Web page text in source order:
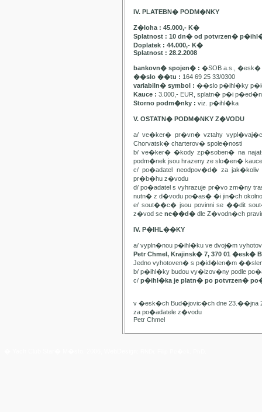
IV. PLATEBN� PODM�NKY
Z�loha : 45.000,- K�
Splatnost : 10 dn� od potvrzen�
Doplatek : 44.000,- K�
Splatnost : 28.2.2008
bankovn� spojen� : �SOB a.s., �esk�
��slo ��tu : 164 69 25 33/0300
variabiln� symbol : ��slo p�ihl�ky
Kauce : 3.000,- EUR, splatn� p�i
Storno podm�nky : viz. p�ihl�ka
V. OSTATN� PODM�NKY Z�VODU
a/ ve�ker� pr�vn� vztahy
Chorvatsk� charterov� spole�nosti
b/ ve�ker� �kody zp�soben� na
podm�nek jsou hrazeny ze slo�en� kauce
c/ po�adatel neodpov�d� za
pr�b�hu z�vodu
d/ po�adatel s vyhrazuje pr�vo zm�ny
nutn� z d�vodu po�as� �i jin�ch
e/ sout��c� jsou povinni se ��dit
z�vod se ne��d� dle Z�vodn�ch
IV. P�IHL��KY
a/ vypln�nou p�ihl�ku ve dvoj�m
Petr Chmel, Krajinsk� 7, 370 01 �esk�
Jedno vyhotoven� s p�id�len�m
b/ p�ihl�ky budou vy�izov�ny podle
c/ p�ihl�ka je platn� po potvrzen�
v �esk�ch Bud�jovic�ch dne 23.��jna
za po�adatele z�vodu
Petr Chmel